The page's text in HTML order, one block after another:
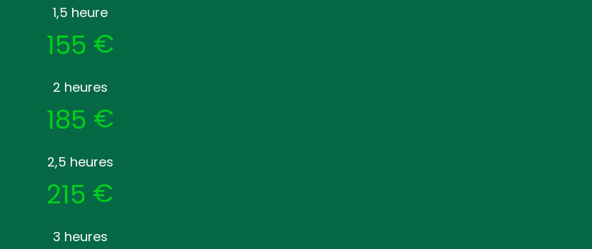
1,5 heure
155 €
2 heures
185 €
2,5 heures
215 €
3 heures